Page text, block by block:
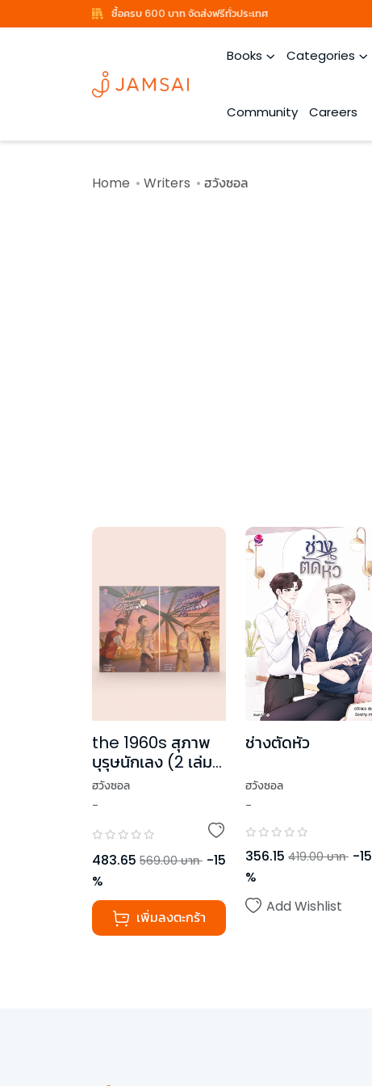
ซื้อครบ 600 บาท จัดส่งฟรีทั่วประเทศ
Books Categories
Community Careers
Home Writers ฮวังซอล
the 1960s สุภาพ
บุรุษนักเลง (2 เล่ม
จบ)
ฮวังซอล
-
483.65 569.00 บาท -15
%
เพิ่มลงตะกร้า
ช่างตัดหัว
ฮวังซอล
-
356.15 419.00 บาท -15
%
Add Wishlist